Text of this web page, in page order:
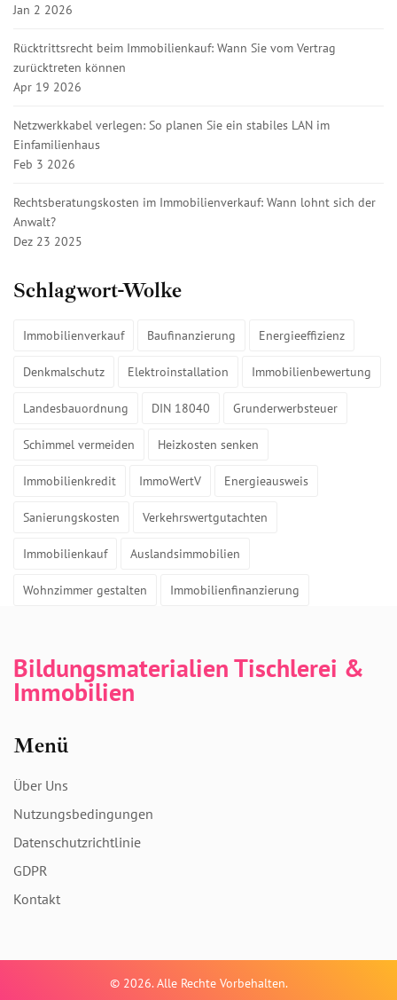
Jan 2 2026
Rücktrittsrecht beim Immobilienkauf: Wann Sie vom Vertrag
zurücktreten können
Apr 19 2026
Netzwerkkabel verlegen: So planen Sie ein stabiles LAN im
Einfamilienhaus
Feb 3 2026
Rechtsberatungskosten im Immobilienverkauf: Wann lohnt sich der
Anwalt?
Dez 23 2025
Schlagwort-Wolke
Immobilienverkauf Baufinanzierung Energieeffizienz
Denkmalschutz Elektroinstallation Immobilienbewertung
Landesbauordnung DIN 18040 Grunderwerbsteuer
Schimmel vermeiden Heizkosten senken
Immobilienkredit ImmoWertV Energieausweis
Sanierungskosten Verkehrswertgutachten
Immobilienkauf Auslandsimmobilien
Wohnzimmer gestalten Immobilienfinanzierung
Bildungsmaterialien Tischlerei &
Immobilien
Menü
Über Uns
Nutzungsbedingungen
Datenschutzrichtlinie
GDPR
Kontakt
© 2026. Alle Rechte Vorbehalten.